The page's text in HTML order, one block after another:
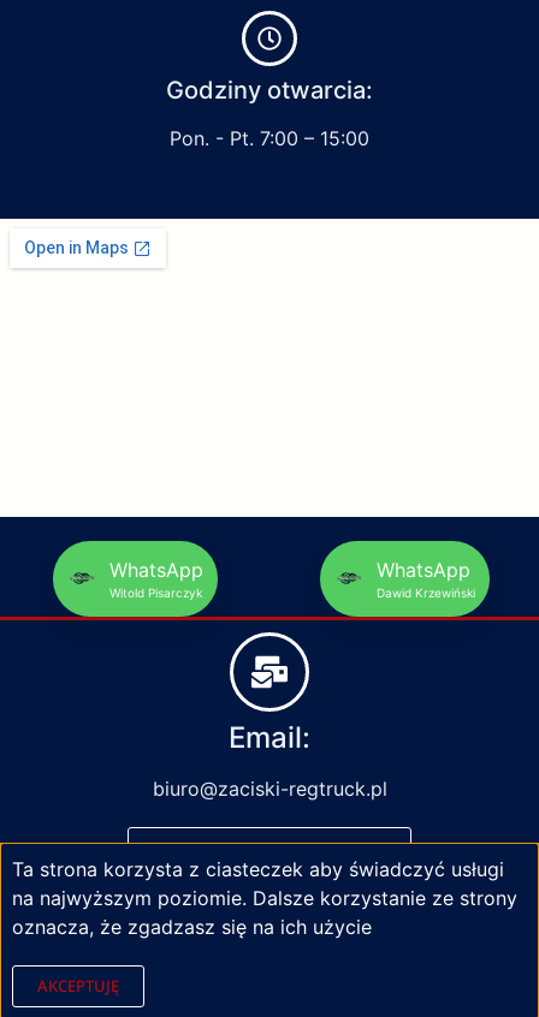
Godziny otwarcia:
Pon. - Pt. 7:00 – 15:00
WhatsApp
Witold Pisarczyk
WhatsApp
Dawid Krzewiński
Email:
biuro@zaciski-regtruck.pl
NAPISZ DO NAS
Ta strona korzysta z ciasteczek aby świadczyć usługi
na najwyższym poziomie. Dalsze korzystanie ze strony
oznacza, że zgadzasz się na ich użycie
AKCEPTUJĘ